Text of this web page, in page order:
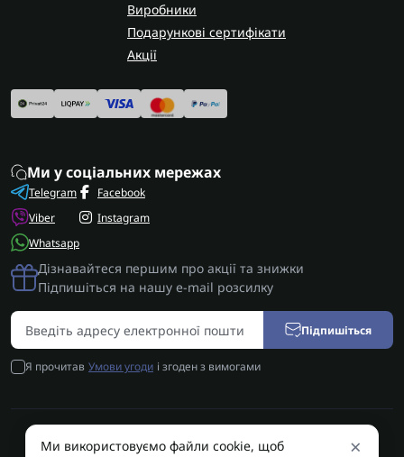
Виробники
Подарункові сертифікати
Акції
Ми у соціальних мережах
Telegram
Viber
Whatsapp
Facebook
Instagram
Дізнавайтеся першим про акції та знижки
Підпишіться на нашу e-mail розсилку
Підпишіться
Я прочитав Умови угоди і згоден з вимогами
AUTOSHIFT | Запчастини АКПП | Ремонт АКПП © 2026 ×
Ми використовуємо файли cookie, щоб